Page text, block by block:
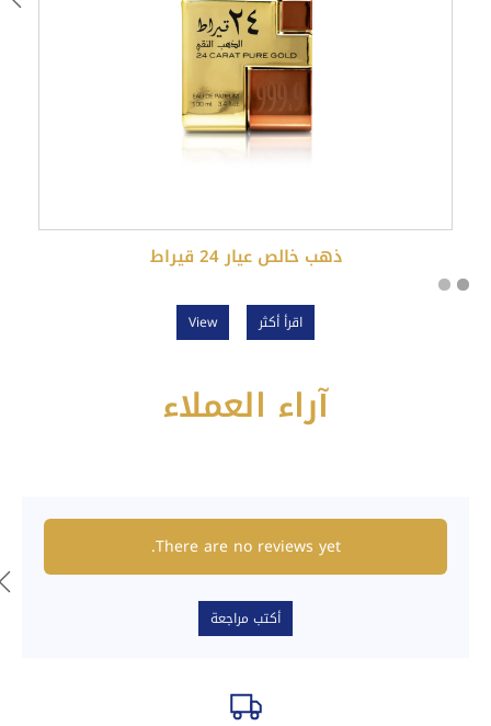
ذهب خالص عيار 24 قيراط
اقرأ أكثر View
آراء العملاء
There are no reviews yet.
أكتب مراجعة